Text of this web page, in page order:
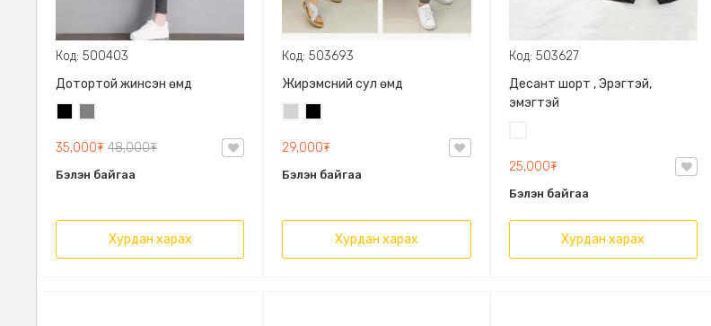
Код: 500403
Дотортой жинсэн өмд
35,000₮ 48,000₮
Бэлэн байгаа
Хурдан харах
Код: 503693
Жирэмсний сул өмд
29,000₮
Бэлэн байгаа
Хурдан харах
Код: 503627
Десант шорт , Эрэгтэй,
эмэгтэй
25,000₮
Бэлэн байгаа
Хурдан харах